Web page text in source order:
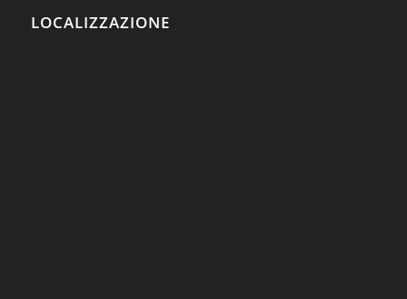
LOCALIZZAZIONE